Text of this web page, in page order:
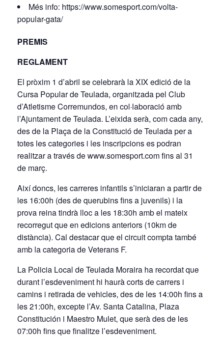
Més info: https://www.somesport.com/volta-
popular-gata/
PREMIS
REGLAMENT
El pròxim 1 d’abril se celebrarà la XIX edició de la
Cursa Popular de Teulada, organitzada pel Club
d’Atletisme Corremundos, en col·laboració amb
l’Ajuntament de Teulada. L’eixida serà, com cada any,
des de la Plaça de la Constitució de Teulada per a
totes les categories i les inscripcions es podran
realitzar a través de www.somesport.com fins al 31
de març.
Així doncs, les carreres infantils s’iniciaran a partir de
les 16:00h (des de querubins fins a juvenils) i la
prova reina tindrà lloc a les 18:30h amb el mateix
recorregut que en edicions anteriors (10km de
distància). Cal destacar que el circuit compta també
amb la categoria de Veterans F.
La Policia Local de Teulada Moraira ha recordat que
durant l’esdeveniment hi haurà corts de carrers i
camins i retirada de vehicles, des de les 14:00h fins a
les 21:00h, excepte l’Av. Santa Catalina, Plaza
Constitución i Maestro Mulet, que serà des de les
07:00h fins que finalitze l’esdeveniment.